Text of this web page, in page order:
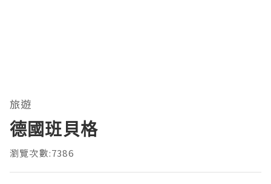
旅遊
德國班貝格
瀏覽次數:7386